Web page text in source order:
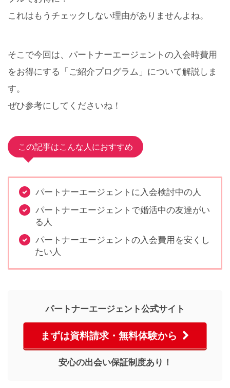
これはもう チェックしない理由がありませんよね。
そこで今回は、パートナーエージェントの入会時費用
をお得にする
「ご紹介プログラム」について解説しま
す。
ぜひ参考にしてくださいね！
この記事はこんな人におすすめ
パートナーエージェントに入会検討中の人
パートナーエージェントで婚活中の友達がい
る人
パートナーエージェントの入会費用を安くし
たい人
パートナーエージェント公式サイト
まずは資料請求・無料体験から
安心の出会い保証制度あり！